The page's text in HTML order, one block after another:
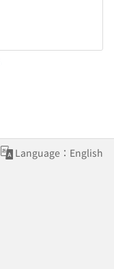
Language：English